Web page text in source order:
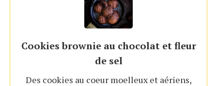
Cookies brownie au chocolat et fleur
de sel
Des cookies au coeur moelleux et aériens,